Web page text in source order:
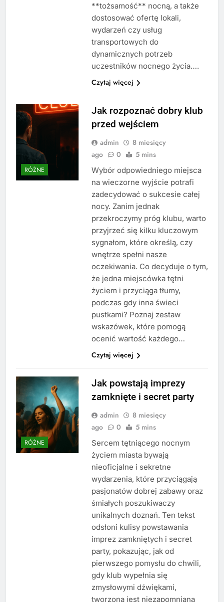
**tożsamość** nocną, a także
dostosować ofertę lokali,
wydarzeń czy usług
transportowych do
dynamicznych potrzeb
uczestników nocnego życia….
Czytaj więcej
RÓŻNE
Jak rozpoznać dobry klub
przed wejściem
admin
8 miesięcy
ago
0 5 mins
Wybór odpowiedniego miejsca
na wieczorne wyjście potrafi
zadecydować o sukcesie całej
nocy. Zanim jednak
przekroczymy próg klubu, warto
przyjrzeć się kilku kluczowym
sygnałom, które określą, czy
wnętrze spełni nasze
oczekiwania. Co decyduje o tym,
że jedna miejscówka tętni
życiem i przyciąga tłumy,
podczas gdy inna świeci
pustkami? Poznaj zestaw
wskazówek, które pomogą
ocenić wartość każdego…
Czytaj więcej
RÓŻNE
Jak powstają imprezy
zamknięte i secret party
admin
8 miesięcy
ago
0 5 mins
Sercem tętniącego nocnym
życiem miasta bywają
nieoficjalne i sekretne
wydarzenia, które przyciągają
pasjonatów dobrej zabawy oraz
śmiałych poszukiwaczy
unikalnych doznań. Ten tekst
odsłoni kulisy powstawania
imprez zamkniętych i secret
party, pokazując, jak od
pierwszego pomysłu do chwili,
gdy klub wypełnia się
zmysłowymi dźwiękami,
tworzona jest niezapomniana